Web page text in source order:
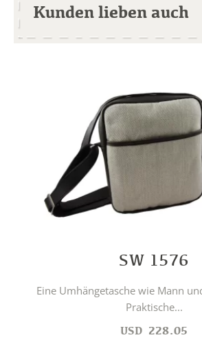
Kunden lieben auch
SW 1576
Eine Umhängetasche wie Mann
Praktische...
USD 228.05